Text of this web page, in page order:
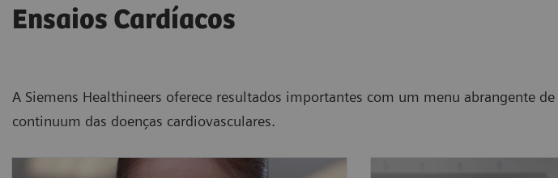
Ensaios Cardíacos
A Siemens Healthineers oferece resultados importantes com um menu abrangente
continuum das doenças cardiovasculares.